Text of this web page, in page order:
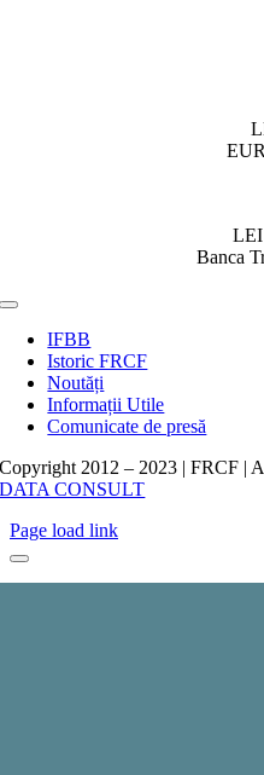
LEI
Banca
Toggle
Navigation
IFBB
Istoric FRCF
Noutăți
Informații Utile
Comunicate de presă
Copyright 2012 – 2023 | FRCF |
DATA CONSULT
Page load link